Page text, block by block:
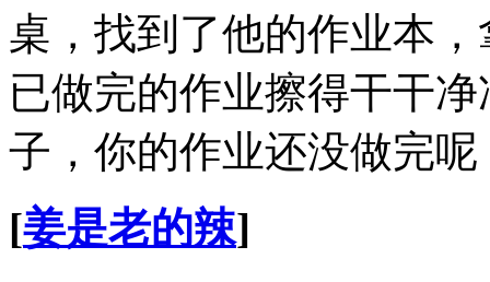
桌，找到了他的作业本
已做完的作业擦得干干
子，你的作业还没做完
[姜是老的辣]